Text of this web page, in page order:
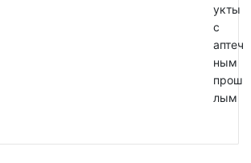
укты
с
аптеч
ным
прош
лым